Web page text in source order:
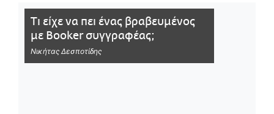
Τι είχε να πει ένας βραβευμένος
με Booker συγγραφέας;
Νικήτας Δεσποτίδης